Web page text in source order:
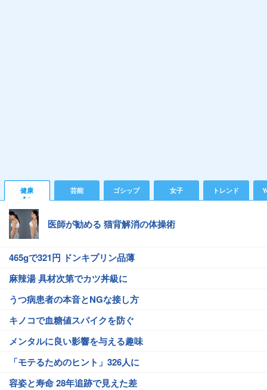
健康 芸能 ゴシップ 女子 トレンド
医師が勧める 猫背解消の体操術
465gで321円 ドンキプリン品薄
麻辣湯 具材次第でカツ丼級に
うつ病患者の本音とNGな接し方
キノコで血糖値スパイクを防ぐ
メンタルに良い影響を与える趣味
「モテるためのヒント」326人に
容姿と寿命 28年追跡で見えた差